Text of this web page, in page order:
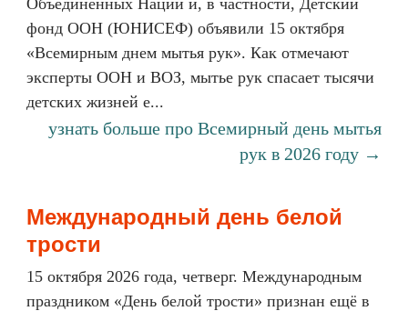
Объединенных Наций и, в частности, Детский
фонд ООН (ЮНИСЕФ) объявили 15 октября
«Всемирным днем мытья рук». Как отмечают
эксперты ООН и ВОЗ, мытье рук спасает тысячи
детских жизней е...
узнать больше про Всемирный день мытья
рук в 2026 году →
Международный день белой
трости
15 октября 2026 года, четверг. Международным
праздником «День белой трости» признан ещё в